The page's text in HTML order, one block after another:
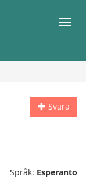
Meny
Svara
Språk: Esperanto